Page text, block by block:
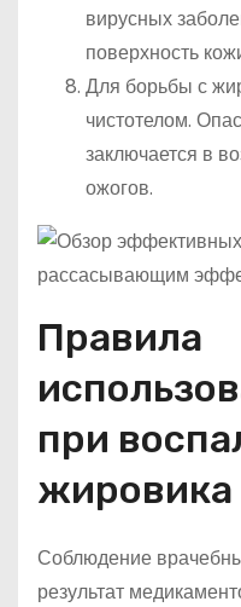
вирусных
поверхность
Для борьбы с
чистотелом.
заключается в
ожогов.
Правила
при
жировика
Соблюдение
результат